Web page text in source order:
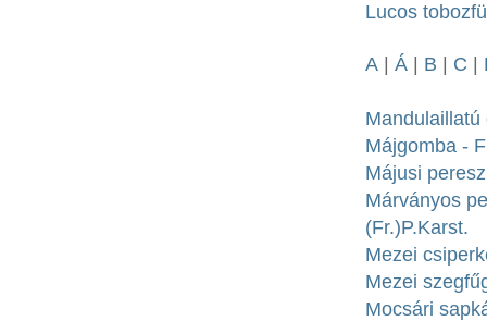
Lucos
A Á B C
Mandulaillatú
Májgomba -
Májusi
Márványos
(Fr.)P.Karst.
Mezei
Mezei
Mocsári